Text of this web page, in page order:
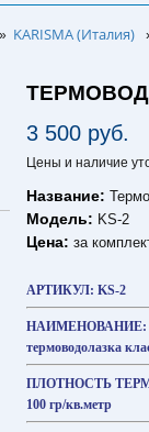
» KARISMA (Италия)
3 500 руб.
Цены и наличие
Название:
Модель: KS-2
Цена:за
АРТИКУЛ: KS-2
термоводолазка
ПЛОТНОСТЬ
100 гр/кв.метр